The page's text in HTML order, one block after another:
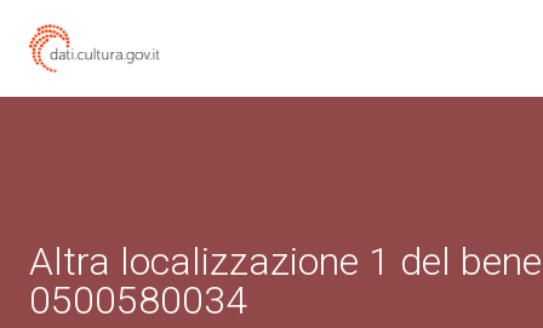
Altra localizzazione 1 del
0500580034